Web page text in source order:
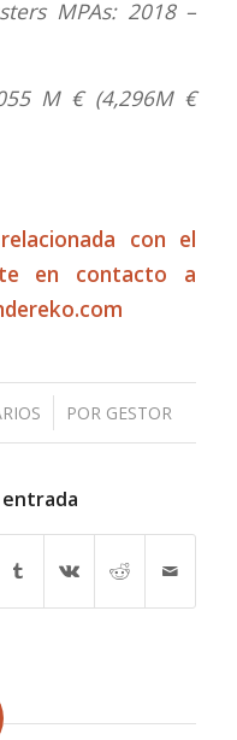
MPAs: 2018 –
M € (4,296M €
con el
en contacto a
POR GESTOR